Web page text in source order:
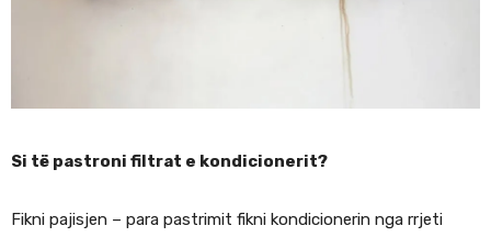
Si të pastroni filtrat e kondicionerit?
Fikni pajisjen – para pastrimit fikni kondicionerin nga rrjeti